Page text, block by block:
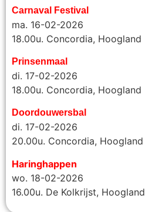
Carnaval Festival
ma. 16-02-2026
18.00u. Concordia, Hoogland
Prinsenmaal
di. 17-02-2026
18.00u. Concordia, Hoogland
Doordouwersbal
di. 17-02-2026
20.00u. Concordia, Hoogland
Haringhappen
wo. 18-02-2026
16.00u. De Kolkrijst, Hoogland